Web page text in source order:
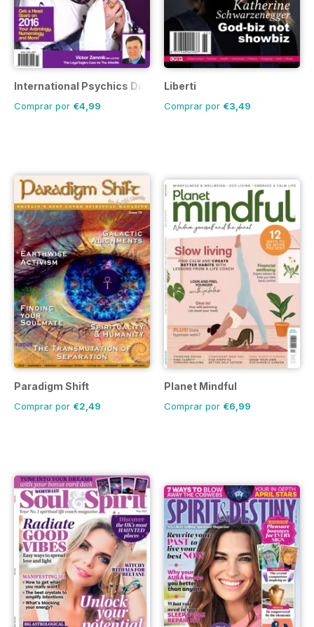
International Psychics Directory
Comprar por €4,99
Liberti
Comprar por €3,49
Paradigm Shift
Comprar por €2,49
Planet Mindful
Comprar por €6,99